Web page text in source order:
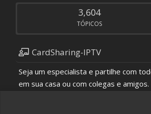
3,604
TÓPICOS
CardSharing-IPTV
Seja um especialista e partilhe com
em sua casa ou com colegas e amigos.